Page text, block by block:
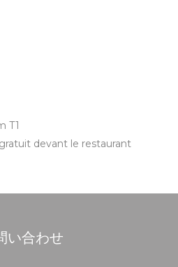
T1
devant le restaurant
い合わせ